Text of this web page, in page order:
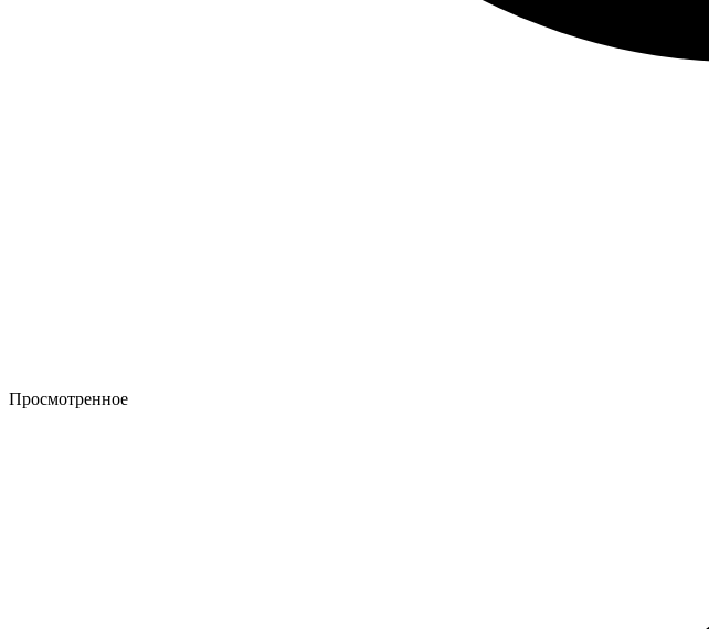
Просмотренное